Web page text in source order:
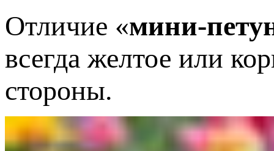
Отличие «мини-
всегда желтое или
стороны.